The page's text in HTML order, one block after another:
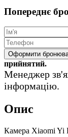
Попереднє
Оформити
прийнятий.
Менеджер
інформацію.
Опис
Камера Xiaomi Yi